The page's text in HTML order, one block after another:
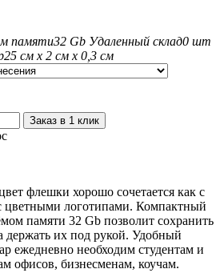
памяти32 Gb Удаленный склад0 шт
25 см х 2 см х 0,3 см
Заказ в 1 клик
флешки хорошо сочетается как с
логотипами. Компактный
памяти 32 Gb позволит сохранить
их под рукой. Удобный
ежедневно необходим студентам и
офисов, бизнесменам, коучам.